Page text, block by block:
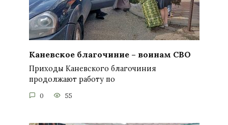
Каневское благочиние – воинам СВО
Приходы Каневского благочиния
продолжают работу по
0 55